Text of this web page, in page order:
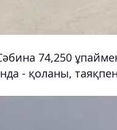
74,250
- қоланы,